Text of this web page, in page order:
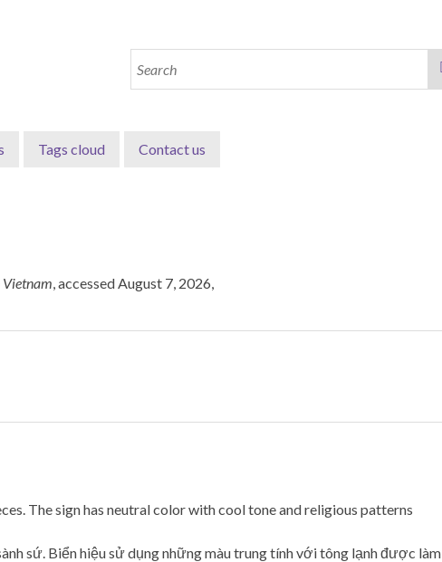
Tags cloud Contact us
Vietnam, accessed August 7, 2026,
The sign has neutral color with cool tone and religious patterns
sứ. Biển hiệu sử dụng những màu trung tính với tông lạnh được làm